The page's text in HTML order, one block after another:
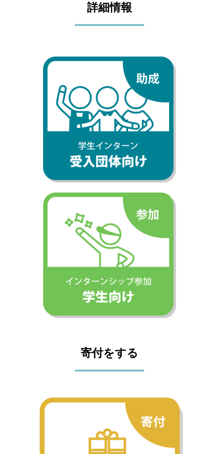
詳細情報
寄付をする